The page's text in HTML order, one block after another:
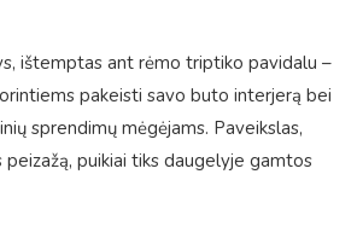
ištemptas ant rėmo triptiko pavidalu –
pakeisti savo buto interjerą bei
sprendimų mėgėjams. Paveikslas,
puikiai tiks daugelyje gamtos